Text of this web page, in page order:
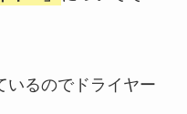
いるのでドライヤー